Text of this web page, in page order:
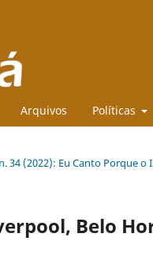
Arquivos Políticas
34 (2022): Eu Canto Porque
Belo